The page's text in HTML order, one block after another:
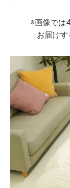
※画像では
お届けす